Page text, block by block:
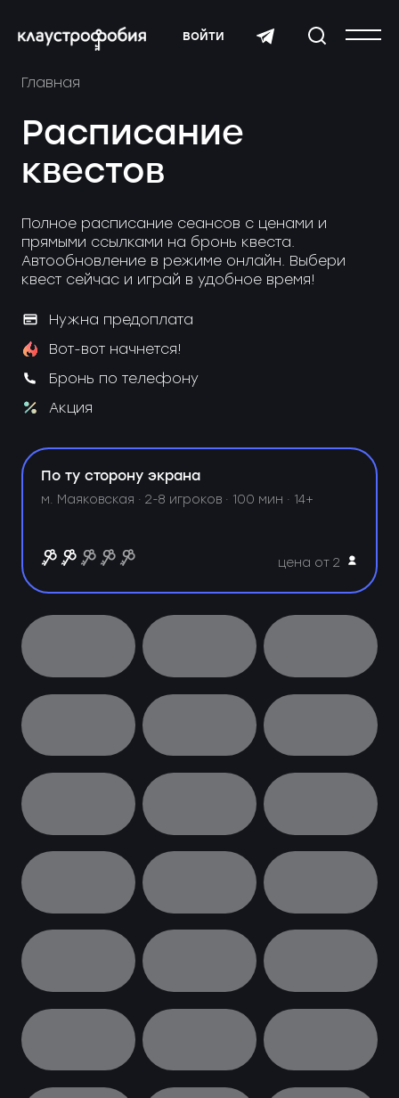
войти
Главная
Расписание
квестов
Полное расписание сеансов с ценами и
прямыми ссылками на бронь квеста.
Автообновление в режиме онлайн. Выбери
квест сейчас и играй в удобное время!
Нужна предоплата
Вот-вот начнется!
Бронь по телефону
Акция
По ту сторону экрана
м. Маяковская ·2-8 игроков · 100 мин · 14+
цена от 2